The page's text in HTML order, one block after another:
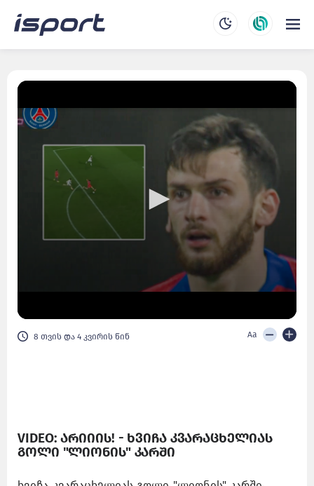
8 თვის და 4 კვირის წინ Aa
VIDEO: არიიის! - ხვიჩა კვარაცხელიას
გოლი "ლიონის" კარში